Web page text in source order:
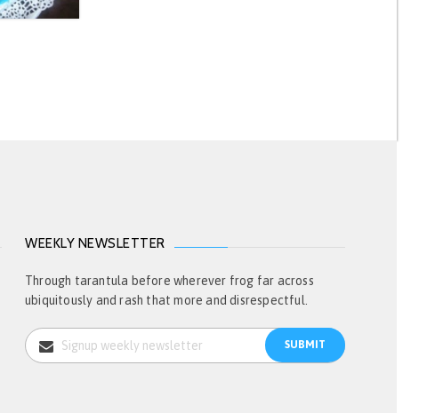
WEEKLY NEWSLETTER
Through tarantula before wherever frog far across
ubiquitously and rash that more and disrespectful.